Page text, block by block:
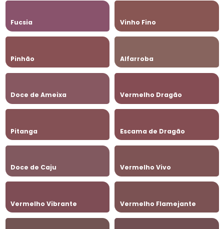
Fucsia Vinho Fino
Pinhão Alfarroba
Doce de Ameixa Vermelho Dragão
Pitanga Escama de Dragão
Doce de Caju Vermelho Vivo
Vermelho Vibrante Vermelho Flamejante